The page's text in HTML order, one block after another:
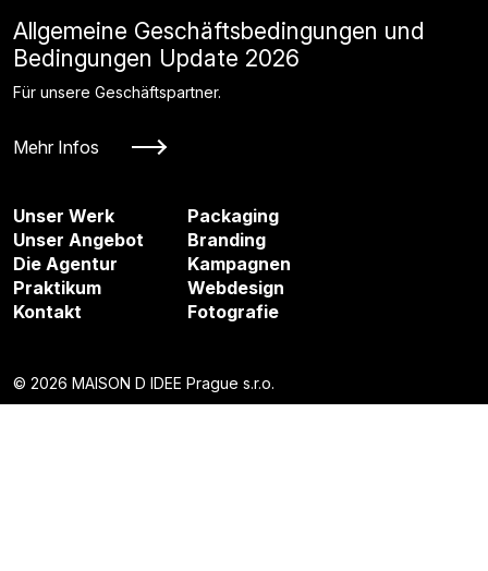
Allgemeine Geschäftsbedingungen und
Bedingungen Update 2026
Für unsere Geschäftspartner.
Mehr Infos
Unser Werk
Unser Angebot
Die Agentur
Praktikum
Kontakt
Packaging
Branding
Kampagnen
Webdesign
Fotografie
© 2026 MAISON D IDEE Prague s.r.o.